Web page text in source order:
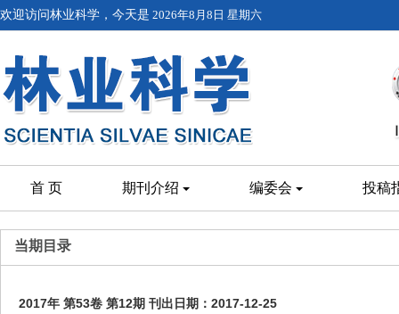
欢迎访问林业科学，今天是 2026年8月8日 星期六
首 页 期刊介绍 编委会 投稿
当期目录
2017年 第53卷 第12期 刊出日期：2017-12-25